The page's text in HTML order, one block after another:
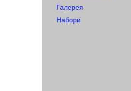
Галерея
Набори